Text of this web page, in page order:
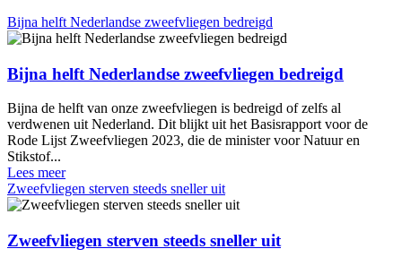
Bijna helft Nederlandse zweefvliegen bedreigd
Bijna helft Nederlandse zweefvliegen bedreigd
Bijna de helft van onze zweefvliegen is bedreigd of zelfs al
verdwenen uit Nederland. Dit blijkt uit het Basisrapport voor de
Rode Lijst Zweefvliegen 2023, die de minister voor Natuur en
Stikstof...
Lees meer
Zweefvliegen sterven steeds sneller uit
Zweefvliegen sterven steeds sneller uit